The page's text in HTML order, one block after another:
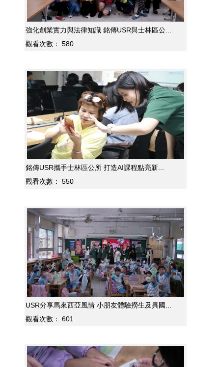
強化創業實力與法律知識 銘傳USR與士林區公...
觀看次數：
580
銘傳USR攜手士林區公所 打造AI課程點亮新...
觀看次數：
550
USR分享馬來西亞風情 小朋友體驗撈生及異國...
觀看次數：
601